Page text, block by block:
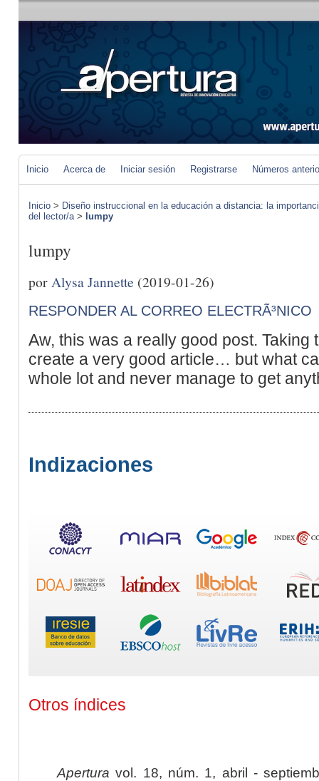
Inicio Acerca de Iniciar sesión Registrarse Números
Inicio > Diseño instruccional en la educación a distancia: la
del lector/a> lumpy
lumpy
por Alysa Jannette (2019-01-26)
RESPONDER AL CORREO ELECTRÃ³NICO
Aw, this was a really good post. Taking
create a very good article… but what
whole lot and never manage to get
Indizaciones
Otros índices
Apertura vol. 18, núm. 1, abril -